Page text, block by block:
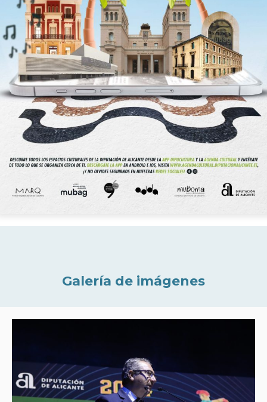
Galería de imágenes